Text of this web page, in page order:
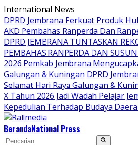
Langsung
ke
konten
International News
DPRD Jembrana Perkuat Produk
AKD Pembahas Ranperda Dan
DPRD JEMBRANA TUNTASKAN
PEMBAHAS RANPERDA DAN SUSUN
2026 Pemkab Jembrana
Galungan & Kuningan DPRD
Selamat Hari Raya Galungan &
X Tahun 2026 Jadi Wadah Pelajar
Kepedulian Terhadap Budaya
BerandaNational Press